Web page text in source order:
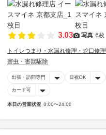
3.03 写真 6枚
トイレつまり・水漏れ修理・蛇口修理
害虫・害獣駆除
出張・訪問専門 日祝OK
カード可
本日の営業状況 0:00〜24:00